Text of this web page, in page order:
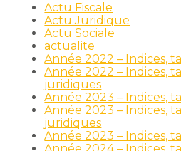
Actu Fiscale
Actu Juridique
Actu Sociale
actualite
Année 2022 – Indices,
Année 2022 – Indices,
juridiques
Année 2023 – Indices,
Année 2023 – Indices,
juridiques
Année 2023 – Indices,